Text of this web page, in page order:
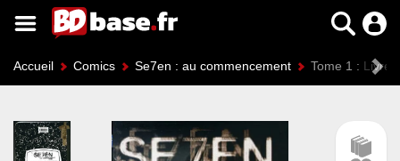
Accueil Comics Se7en : au commencement Tome 1 : Livre